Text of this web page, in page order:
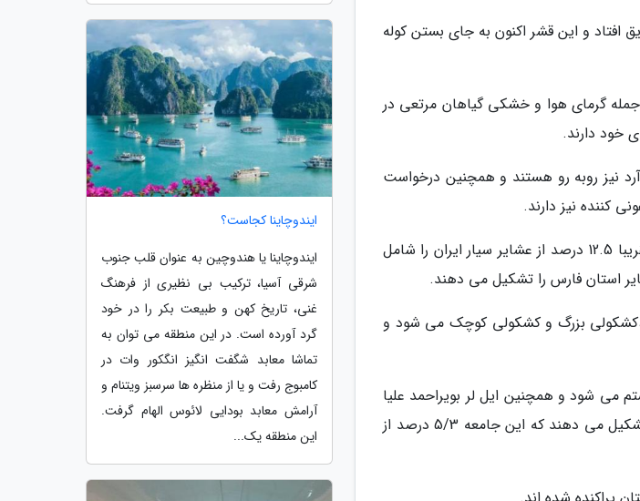
افتاد و این قشر اکنون به جای بستن کوله
گرمای هوا و خشکی گیاهان مرتعی در
خود دارند.
نیز روبه رو هستند و همچنین درخواست
کننده نیز دارند.
150 هزار نفر عشایر کوچ رو در قالب 30 هزار خانوار در فارس زندگی می کنند که تقریبا 12.5 درصد از عشایر سیار ایران را شامل
استان فارس را تشکیل می دهند.
بزرگ و کشکولی کوچک می شود و
می شود و همچنین ایل لر بویراحمد علیا
با 9 طایفه به همراه هشت طایفه مستقل خانواده بزرگ ایلیاتی استان فارس را تشکیل می دهند که این جامعه 5/3 درصد از
ایندوچاینا کجاست؟
ایندوچاینا یا هندوچین به عنوان قلب جنوب
شرقی آسیا، ترکیب بی نظیری از فرهنگ
غنی، تاریخ کهن و طبیعت بکر را در خود
گرد آورده است. در این منطقه می توان به
تماشا معابد شگفت انگیز انگکور وات در
کامبوج رفت و یا از منظره ها سرسبز ویتنام و
آرامش معابد بودایی لائوس الهام گرفت.
این منطقه یک...